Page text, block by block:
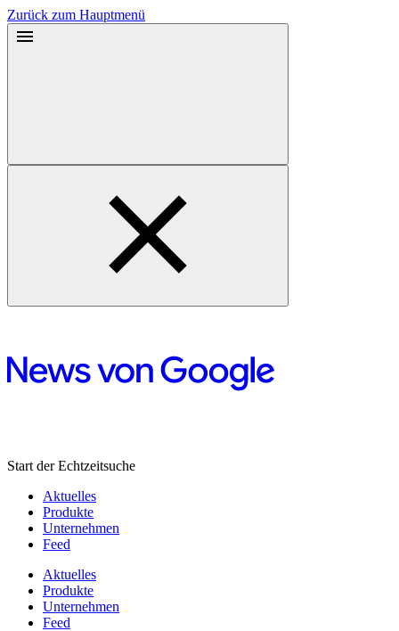
Zurück zum Hauptmenü
Start der Echtzeitsuche
Aktuelles
Produkte
Unternehmen
Feed
Aktuelles
Produkte
Unternehmen
Feed